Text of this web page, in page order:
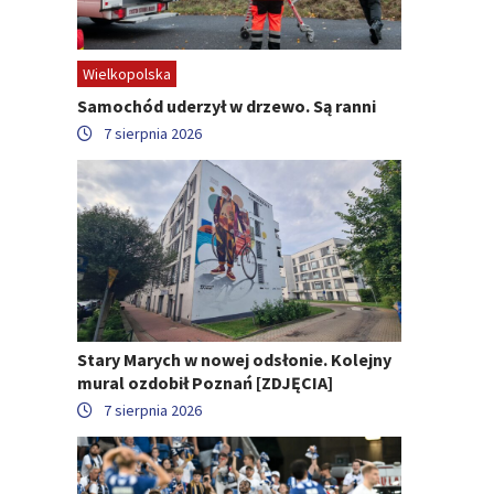
Wielkopolska
Samochód uderzył w drzewo. Są ranni
7 sierpnia 2026
Stary Marych w nowej odsłonie. Kolejny
mural ozdobił Poznań [ZDJĘCIA]
7 sierpnia 2026